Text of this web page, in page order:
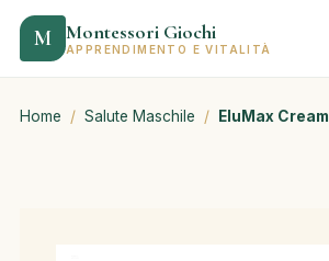
M Montessori Giochi
APPRENDIMENTO E VITALITÀ
Home / Salute Maschile / EluMax Cream